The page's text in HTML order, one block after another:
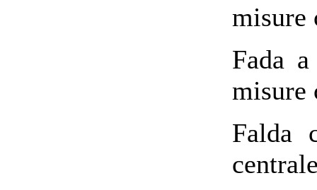
misure
Fada
misure
Falda